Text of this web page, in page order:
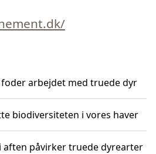
arbejdet med truede dyr
biodiversiteten i vores haver
aften påvirker truede dyrearter